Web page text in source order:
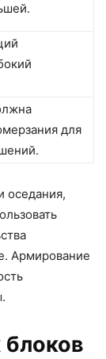
для
оседания,
Армирование